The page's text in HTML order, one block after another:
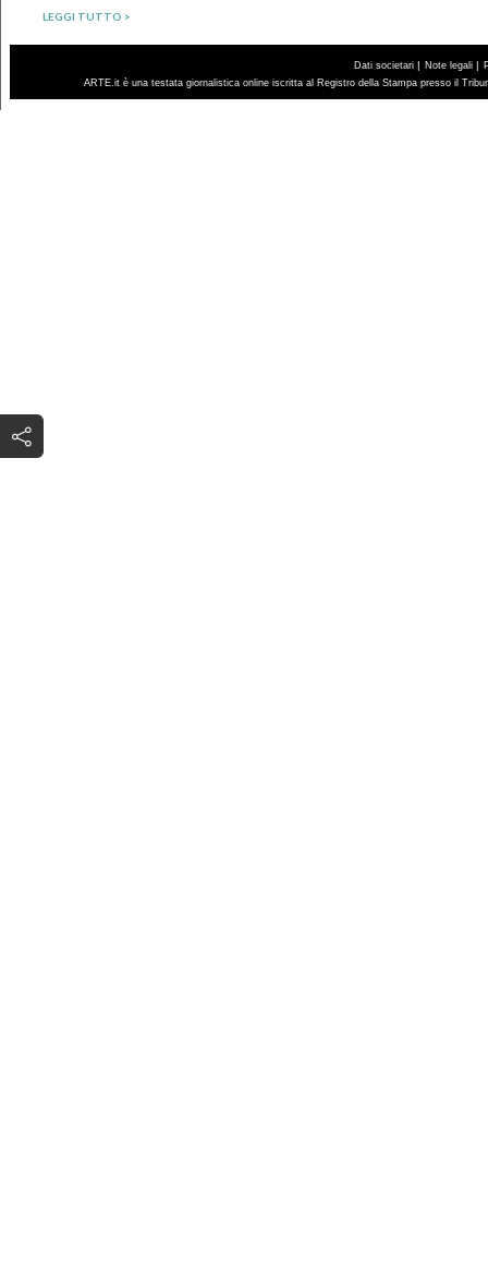
LEGGI TUTTO >
Dati societari | Note legali |
ARTE.it è una testata giornalistica online iscritta al Registro della Stampa presso il